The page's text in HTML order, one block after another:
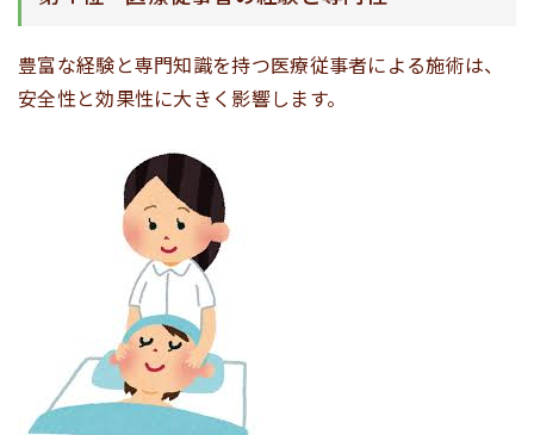
豊富な経験と専門知識を持つ医療従事者による施術は、
安全性と効果性に大きく影響します。